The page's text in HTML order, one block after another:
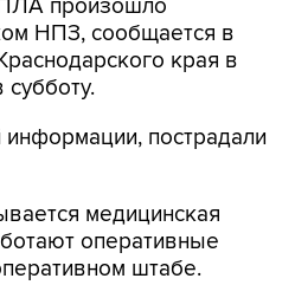
произошло
НПЗ, сообщается в
края в
пострадали
медицинская
оперативные
штабе.